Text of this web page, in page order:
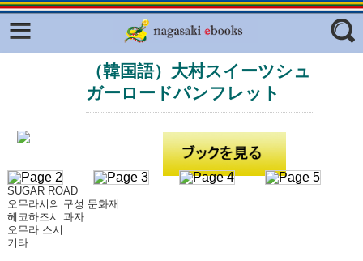
フリーワード
ジャンル
（韓国語）大村スイーツシュ
ガーロードパンフレット
SUGAR ROAD
오무라시의 구성 문화재
헤코하즈시 과자
오무라 스시
기타
Facebook
ふくいろキラリプロジェクト
東京観光デジタルパンフレットギャ
ラリー（TOKYO Brochures）
コンテンツ
広報誌ナビ